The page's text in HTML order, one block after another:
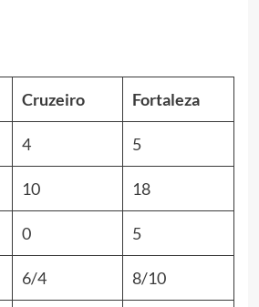
Cruzeiro Fortaleza
4 5
10 18
0 5
6/4 8/10